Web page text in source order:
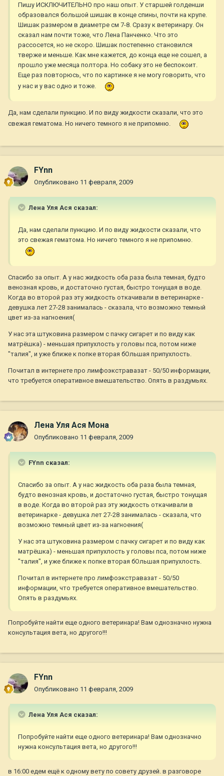
Пишу ИСКЛЮЧИТЕЛЬНО про наш опыт. У старшей голденши
образовался большой шишак в конце спины, почти на крупе.
Шишак размером в диаметре см 7-8. Сразу к ветеринару. Он
сказал нам почти тоже, что Лена Панченко. Что это
рассосется, но не скоро. Шишак постепенно становился
тверже и меньше. Как мне кажется, до конца еще не сошел, а
прошло уже месяца полтора. Но собаку это не беспокоит.
Еще раз повторюсь, что по картинке я не могу говорить, что
у нас и у вас одно и тоже.
Да, нам сделали пункцию. И по виду жидкости сказали, что это
свежая гематома. Но ничего темного я не припомню.
FYnn
Опубликовано 11 февраля, 2009
Лена Уля Ася сказал:
Да, нам сделали пункцию. И по виду жидкости сказали, что
это свежая гематома. Но ничего темного я не припомню.
Спасибо за опыт. А у нас жидкость оба раза была темная, будто
венозная кровь, и достаточно густая, быстро тонущая в воде.
Когда во второй раз эту жидкость откачивали в ветеринарке -
девушка лет 27-28 занималась - сказала, что возможно темный
цвет из-за нагноения(
У нас эта штуковина размером с пачку сигарет и по виду как
матрёшка) - меньшая припухлость у головы пса, потом ниже
"талия", и уже ближе к попке вторая бОльшая припухлость.
Почитал в интернете про лимфоэкстравазат - 50/50 информации,
что требуется оперативное вмешательство. Опять в раздумьях.
Лена Уля Ася Мона
Опубликовано 11 февраля, 2009
FYnn сказал:
Спасибо за опыт. А у нас жидкость оба раза была темная,
будто венозная кровь, и достаточно густая, быстро тонущая
в воде. Когда во второй раз эту жидкость откачивали в
ветеринарке - девушка лет 27-28 занималась - сказала, что
возможно темный цвет из-за нагноения(
У нас эта штуковина размером с пачку сигарет и по виду как
матрёшка) - меньшая припухлость у головы пса, потом ниже
"талия", и уже ближе к попке вторая бОльшая припухлость.
Почитал в интернете про лимфоэкстравазат - 50/50
информации, что требуется оперативное вмешательство.
Опять в раздумьях.
Попробуйте найти еще одного ветеринара! Вам однозначно нужна
консультация вета, но другого!!!
FYnn
Опубликовано 11 февраля, 2009
Лена Уля Ася сказал:
Попробуйте найти еще одного ветеринара! Вам однозначно
нужна консультация вета, но другого!!!
в 16:00 едем ещё к одному вету по совету друзей. в разговоре